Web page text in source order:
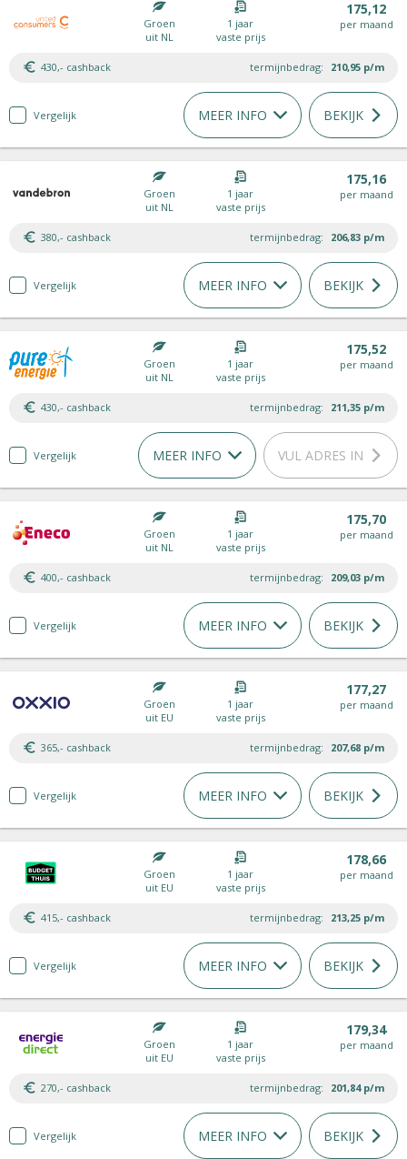
Groen
uit NL
1 jaar
vaste prijs
175,12
per maand
430,- cashback termijnbedrag: 210,95 p/m
Vergelijk MEER INFO BEKIJK
Groen
uit NL
1 jaar
vaste prijs
175,16
per maand
380,- cashback termijnbedrag: 206,83 p/m
Vergelijk MEER INFO BEKIJK
Groen
uit NL
1 jaar
vaste prijs
175,52
per maand
430,- cashback termijnbedrag: 211,35 p/m
Vergelijk MEER INFO VUL ADRES IN
Groen
uit NL
1 jaar
vaste prijs
175,70
per maand
400,- cashback termijnbedrag: 209,03 p/m
Vergelijk MEER INFO BEKIJK
Groen
uit EU
1 jaar
vaste prijs
177,27
per maand
365,- cashback termijnbedrag: 207,68 p/m
Vergelijk MEER INFO BEKIJK
Groen
uit EU
1 jaar
vaste prijs
178,66
per maand
415,- cashback termijnbedrag: 213,25 p/m
Vergelijk MEER INFO BEKIJK
Groen
uit EU
1 jaar
vaste prijs
179,34
per maand
270,- cashback termijnbedrag: 201,84 p/m
Vergelijk MEER INFO BEKIJK